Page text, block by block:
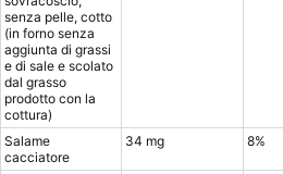
senza pelle, cotto
(in forno senza
aggiunta di grassi
e di sale e scolato
dal grasso
prodotto con la
cottura)
Salame
cacciatore
34 mg 8%